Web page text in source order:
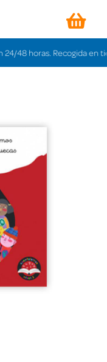
horas. Recogida en